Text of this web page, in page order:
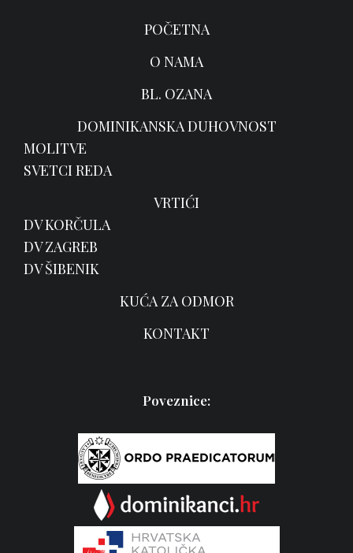
POČETNA
O NAMA
BL. OZANA
DOMINIKANSKA DUHOVNOST
MOLITVE
SVETCI REDA
VRTIĆI
DV KORČULA
DV ZAGREB
DV ŠIBENIK
KUĆA ZA ODMOR
KONTAKT
Poveznice: